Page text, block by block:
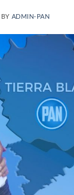
BY ADMIN-PAN